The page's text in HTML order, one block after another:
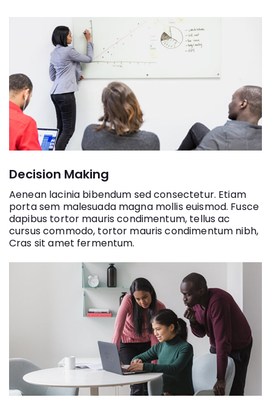
Decision Making
Aenean lacinia bibendum sed consectetur. Etiam
porta sem malesuada magna mollis euismod. Fusce
dapibus tortor mauris condimentum, tellus ac
cursus commodo, tortor mauris condimentum nibh,
Cras sit amet fermentum.